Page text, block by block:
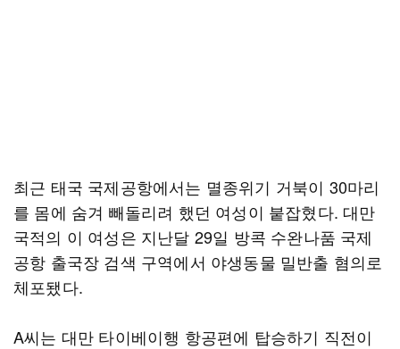
최근 태국 국제공항에서는 멸종위기 거북이 30마리
를 몸에 숨겨 빼돌리려 했던 여성이 붙잡혔다. 대만
국적의 이 여성은 지난달 29일 방콕 수완나품 국제
공항 출국장 검색 구역에서 야생동물 밀반출 혐의로
체포됐다.
A씨는 대만 타이베이행 항공편에 탑승하기 직전이